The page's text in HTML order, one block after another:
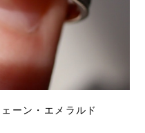
ン・エメラルド